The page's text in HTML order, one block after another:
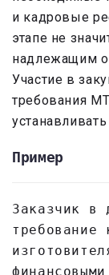
и кадровые
этапе не
надлежащим
Участие в
требования
Пример
Заказчик в
требование